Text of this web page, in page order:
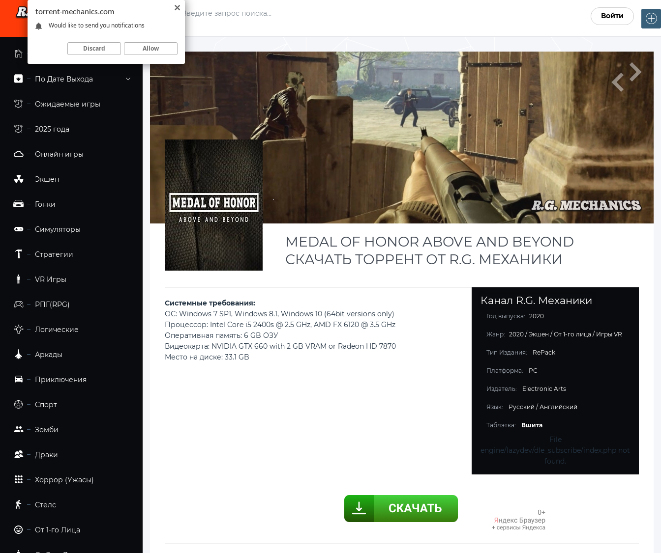
Войти
Главная страница
По Дате Выхода
Ожидаемые игры
2025 года
Онлайн игры
Экшен
Гонки
Симуляторы
Стратегии
VR Игры
РПГ(RPG)
Логические
Аркады
Приключения
Спорт
Зомби
Драки
Хоррор (Ужасы)
Стелс
От 1-го Лица
MEDAL OF HONOR ABOVE AND BEYOND
СКАЧАТЬ ТОРРЕНТ ОТ R.G. МЕХАНИКИ
Канал R.G. Механики
Год выпуска: 2020
Жанр: 2020 /Экшен /От 1-го лица / Игры VR
Тип Издания: RePack
Платформа: PC
Издатель: Electronic Arts
Язык: Русский / Английский
Таблэтка: Вшита
File
engine/lazydev/dle_subscribe/index.php not
found.
Cистемные требования:
ОС: Windows 7 SP1, Windows 8.1, Windows 10 (64bit versions only)
Процессор: Intel Core i5 2400s @ 2.5 GHz, AMD FX 6120 @ 3.5 GHz
Оперативная память: 6 GB ОЗУ
Видеокарта: NVIDIA GTX 660 with 2 GB VRAM or Radeon HD 7870
Место на диске: 33.1 GB
torrent-mechanics.com
Would like to send you notifications
Discard Allow